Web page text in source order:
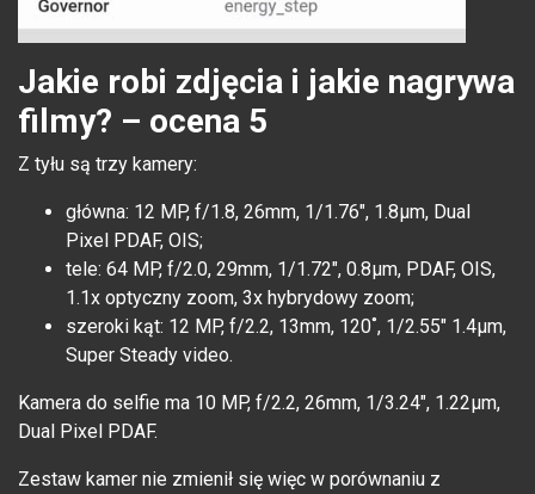
Jakie robi zdjęcia i jakie nagrywa
filmy? – ocena 5
Z tyłu są trzy kamery:
główna: 12 MP, f/1.8, 26mm, 1/1.76", 1.8µm, Dual
Pixel PDAF, OIS;
tele: 64 MP, f/2.0, 29mm, 1/1.72", 0.8µm, PDAF, OIS,
1.1x optyczny zoom, 3x hybrydowy zoom;
szeroki kąt: 12 MP, f/2.2, 13mm, 120˚, 1/2.55" 1.4µm,
Super Steady video.
Kamera do selfie ma 10 MP, f/2.2, 26mm, 1/3.24", 1.22µm,
Dual Pixel PDAF.
Zestaw kamer nie zmienił się więc w porównaniu z